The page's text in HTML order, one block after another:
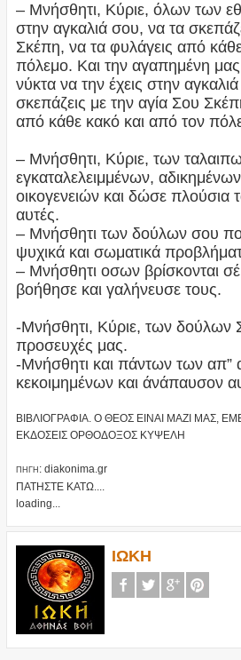
– Μνήσθητι, Κύριε, όλων των
στην αγκαλιά σου, να τα
Σκέπη, να τα φυλάγεις από
πόλεμο. Και την αγαπημένη
νύκτα να την έχεις στην
σκεπάζεις με την αγία Σου
από κάθε κακό και από τον
– Μνήσθητι, Κύριε, των
εγκαταλελειμμένων,
οικογενειών και δώσε πλούσια
αυτές.
– Μνήσθητι των δούλων σου
ψυχικά και σωματικά
– Μνήσθητι oσων βρίσκονται
βοήθησε και γαλήνευσε τους.
-Μνήσθητι, Κύριε, των δούλων
προσευχές μας.
-Μνήσθητι και πάντων των απ”
κεκοιμημένων και άνάπαυσον
ΒΙΒΛΙΟΓΡΑΦΙΑ. Ο ΘΕΟΣ ΕΙΝΑΙ ΜΑΖΙ ΜΑΣ,
ΕΚΔΟΣΕΙΣ ΟΡΘΟΔΟΞΟΣ ΚΥΨΕΛΗ
ΠΗΓΗ : diakonima.gr
ΠΑΤΗΣΤΕ ΚΑΤΩ....
loading...
ΙΩΚΗ